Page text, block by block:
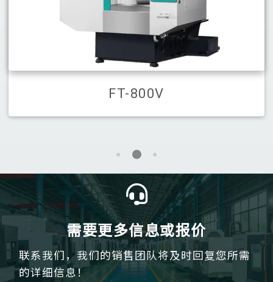
FT-800V
需要更多信息或报价
联系我们，我们的销售团队将及时回复您所需
的详细信息！